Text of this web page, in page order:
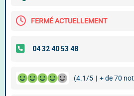
FERMÉ ACTUELLEMENT
(4.1/5 | + de 70